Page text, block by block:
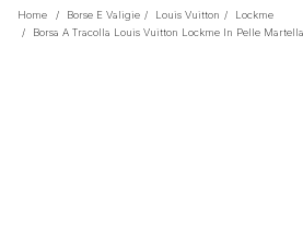
Home / Borse E Valigie / Louis Vuitton /
Lockme
/
Borsa A Tracolla Louis Vuitton Lockme In Pelle